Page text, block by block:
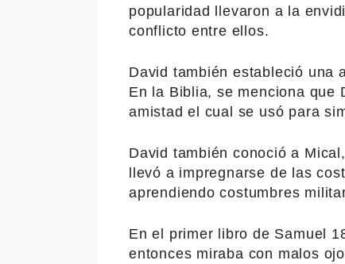
popularidad llevaron a la
conflicto entre ellos.
David también estableció una
En la Biblia, se menciona que
amistad el cual se usó para
David también conoció a
llevó a impregnarse de las
aprendiendo costumbres
En el primer libro de Samuel
entonces miraba con malos